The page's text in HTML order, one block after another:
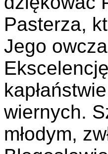
Pasterza,
Jego
wiernych.
młodym,